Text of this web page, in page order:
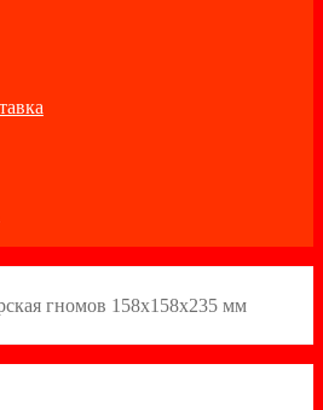
гномов 158х158х235 мм